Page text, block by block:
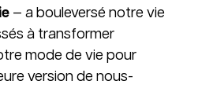
— a bouleversé notre vie
à transformer
mode de vie pour
version de nous-